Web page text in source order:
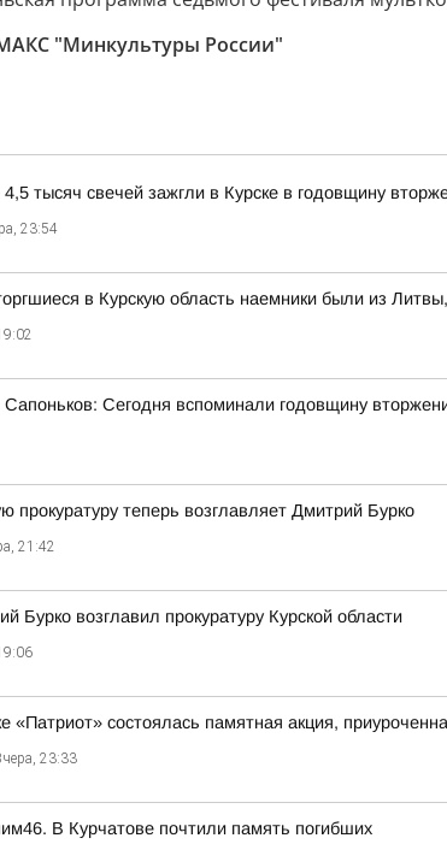
"Минкультуры России"
тысяч свечей зажгли в Курске в годовщину
23:54
в Курскую область наемники были из
Сегодня вспоминали годовщину
прокуратуру теперь возглавляет Дмитрий Бурко
21:42
Бурко возглавил прокуратуру Курской области
«Патриот» состоялась памятная акция,
23:33
В Курчатове почтили память погибших